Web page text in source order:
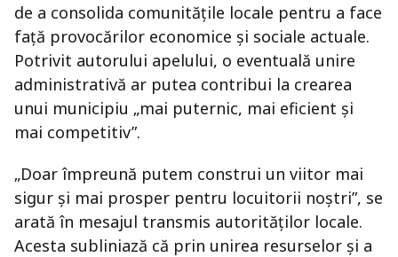
de a consolida comunitățile locale pentru a face
față provocărilor economice și sociale actuale.
Potrivit autorului apelului, o eventuală unire
administrativă ar putea contribui la crearea
unui municipiu „mai puternic, mai eficient și
mai competitiv”.
„Doar împreună putem construi un viitor mai
sigur și mai prosper pentru locuitorii noștri”, se
arată în mesajul transmis autorităților locale.
Acesta subliniază că prin unirea resurselor și a